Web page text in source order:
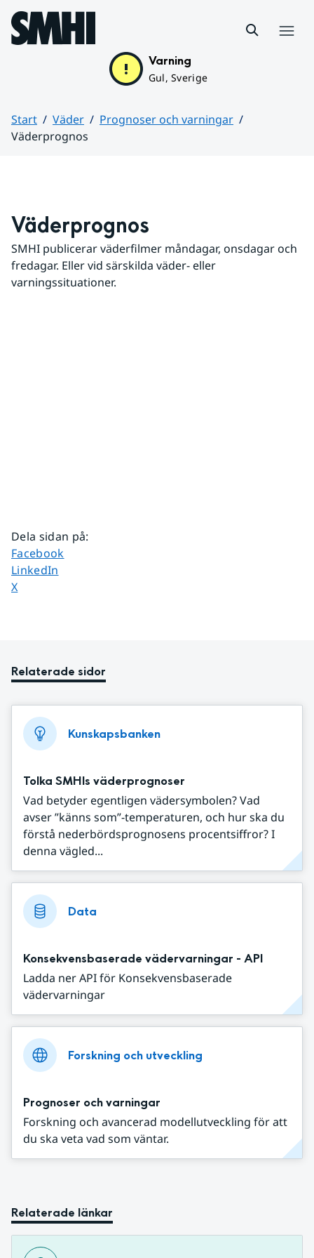
Hoppa till sidans innehåll
Varning
Gul, Sverige
Start Väder
Prognoser och varningar
Väderprognos
Väderprognos
SMHI publicerar väderfilmer måndagar, onsdagar och
fredagar. Eller vid särskilda väder- eller
varningssituationer.
Dela sidan på:
Dela sidan på
Facebook
Dela sidan på
LinkedIn
Dela sidan på
X
Relaterade sidor
Kunskapsbanken
Tolka SMHIs väderprognoser
Vad betyder egentligen vädersymbolen? Vad
avser ”känns som”-temperaturen, och hur ska du
förstå nederbördsprognosens procentsiffror? I
denna vägled...
Data
Konsekvensbaserade vädervarningar - API
Ladda ner API för Konsekvensbaserade
vädervarningar
Forskning och utveckling
Prognoser och varningar
Forskning och avancerad modellutveckling för att
du ska veta vad som väntar.
Relaterade länkar